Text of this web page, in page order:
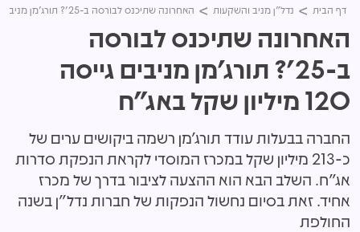
דף הבית נדל"ן מניב והשקעות האחרונה שתיכנס לבורסה ב-25'? תורג'מן מניבים גייסה 120 מיליון שקל באג"ח
האחרונה שתיכנס לבורסה
ב-25'? תורג'מן מניבים גייסה
120 מיליון שקל באג"ח
החברה בבעלות עודד תורג'מן רשמה ביקושים ערים של
כ-213 מיליון שקל במכרז המוסדי לקראת הנפקת סדרות
אג"ח. השלב הבא הוא ההצעה לציבור בדרך של מכרז
אחיד. זאת בסיום נחשול הנפקות של חברות נדל"ן בשנה
החולפת